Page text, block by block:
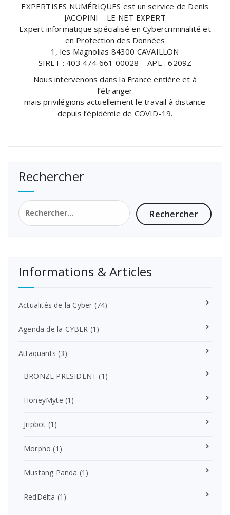
EXPERTISES NUMÉRIQUES est un service de Denis
JACOPINI – LE NET EXPERT
Expert informatique spécialisé en Cybercriminalité et
en Protection des Données
1, les Magnolias 84300 CAVAILLON
SIRET : 403 474 661 00028 – APE : 6209Z
Nous intervenons dans la France entière et à
l’étranger
mais privilégions actuellement le travail à distance
depuis l’épidémie de COVID-19.
Rechercher
Rechercher :
Informations & Articles
Actualités de la Cyber (74)
Agenda de la CYBER (1)
Attaquants (3)
BRONZE PRESIDENT (1)
HoneyMyte (1)
Jripbot (1)
Morpho (1)
Mustang Panda (1)
RedDelta (1)